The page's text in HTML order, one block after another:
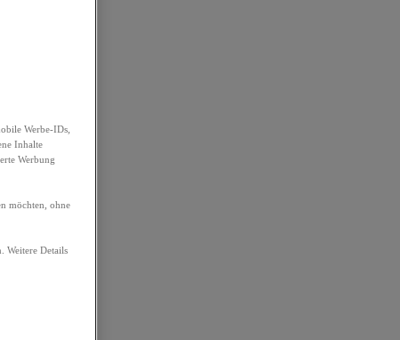
Werbe-IDs,
Inhalte
Werbung
möchten, ohne
Weitere Details